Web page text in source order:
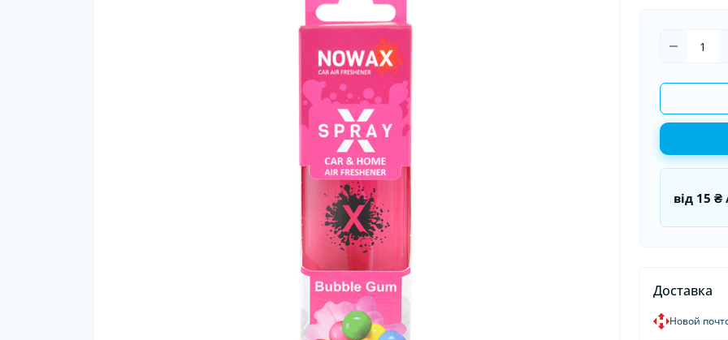
Ароматизаторы в машину
Ароматизаторы для дома и
офиса
від 15 ₴
Доставка
Новой